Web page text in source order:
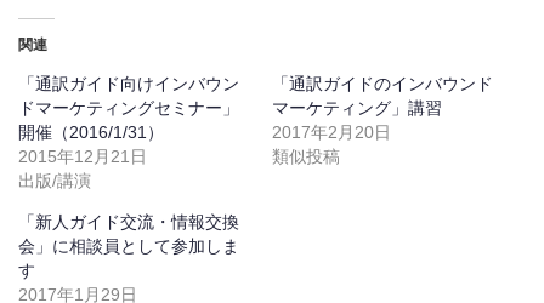
関連
「通訳ガイド向けインバウン
ドマーケティングセミナー」
開催（2016/1/31）
2015年12月21日
出版/講演
「通訳ガイドのインバウンド
マーケティング」講習
2017年2月20日
類似投稿
「新人ガイド交流・情報交換
会」に相談員として参加しま
す
2017年1月29日